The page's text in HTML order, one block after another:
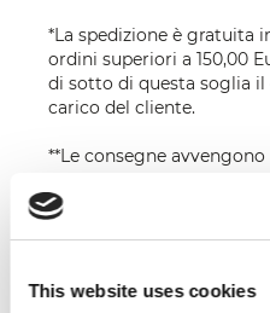
This website uses cookies
*La spedizione è gratuita
ordini superiori a 150,00
di sotto di questa soglia il
carico del cliente.
**Le consegne
prodotti più esclusivi
tempi di consegna